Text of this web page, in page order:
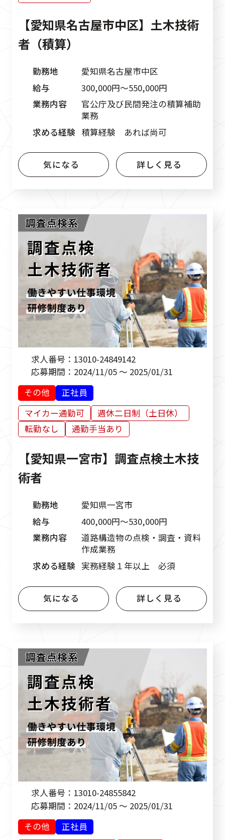
【愛知県名古屋市中区】土木技術
者（積算）
勤務地
愛知県名古屋市中区
給与
300,000円〜550,000円
業務内容
官公庁及び民間発注の積算補助
業務
求める経験 積算経験 あれば尚可
気になる 詳しく見る
求人番号： 13010-24849142
応募期間： 2024/11/05 ～ 2025/01/31
その他
正社員
マイカー通勤可
週休二日制（土日休）
転勤なし
通勤手当あり
【愛知県一宮市】調査点検土木技
術者
勤務地
愛知県一宮市
給与
400,000円〜530,000円
業務内容
道路構造物の点検・調査・資料
作成業務
求める経験 実務経験１年以上 必須
気になる 詳しく見る
求人番号： 13010-24855842
応募期間： 2024/11/05 ～ 2025/01/31
その他
正社員